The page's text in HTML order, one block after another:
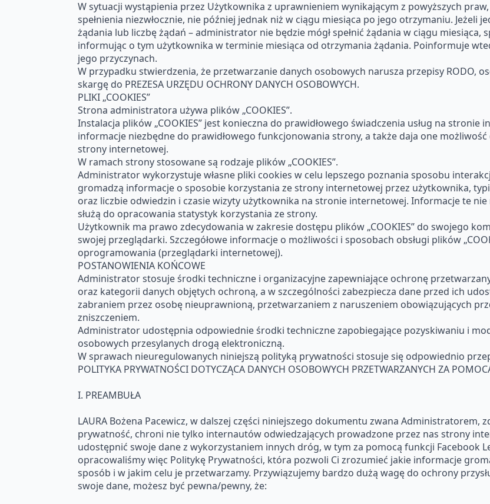
W sytuacji wystąpienia przez Użytkownika z uprawnieniem wynikającym z powyższych
spełnienia niezwłocznie, nie później jednak niż w ciągu miesiąca po jego otrzymaniu. Jeżeli
żądania lub liczbę żądań – administrator nie będzie mógł spełnić żądania w ciągu miesiąca,
informując o tym użytkownika w terminie miesiąca od otrzymania żądania. Poinformuje
jego przyczynach.
W przypadku stwierdzenia, że przetwarzanie danych osobowych narusza przepisy RODO,
skargę do PREZESA URZĘDU OCHRONY DANYCH OSOBOWYCH.
PLIKI „COOKIES”
Strona administratora używa plików „COOKIES”.
Instalacja plików „COOKIES” jest konieczna do prawidłowego świadczenia usług na stronie
informacje niezbędne do prawidłowego funkcjonowania strony, a także daja one
strony internetowej.
W ramach strony stosowane są rodzaje plików „COOKIES”.
Administrator wykorzystuje własne pliki cookies w celu lepszego poznania sposobu
gromadzą informacje o sposobie korzystania ze strony internetowej przez użytkownika,
oraz liczbie odwiedzin i czasie wizyty użytkownika na stronie internetowej. Informacje te
służą do opracowania statystyk korzystania ze strony.
Użytkownik ma prawo zdecydowania w zakresie dostępu plików „COOKIES” do swojego
swojej przeglądarki. Szczegółowe informacje o możliwości i sposobach obsługi plików
oprogramowania (przeglądarki internetowej).
POSTANOWIENIA KOŃCOWE
Administrator stosuje środki techniczne i organizacyjne zapewniające ochronę
oraz kategorii danych objętych ochroną, a w szczególności zabezpiecza dane przed ich
zabraniem przez osobę nieuprawnioną, przetwarzaniem z naruszeniem obowiązujących
zniszczeniem.
Administrator udostępnia odpowiednie środki techniczne zapobiegające pozyskiwaniu i
osobowych przesylanych drogą elektroniczną.
W sprawach nieuregulowanych niniejszą polityką prywatności stosuje się odpowiednio
POLITYKA PRYWATNOŚCI DOTYCZĄCA DANYCH OSOBOWYCH PRZETWARZANYCH ZA
I. PREAMBUŁA
LAURA Bożena Pacewicz, w dalszej części niniejszego dokumentu zwana Administratorem,
prywatność, chroni nie tylko internautów odwiedzających prowadzone przez nas strony
udostępnić swoje dane z wykorzystaniem innych dróg, w tym za pomocą funkcji Facebook
opracowaliśmy więc Politykę Prywatności, która pozwoli Ci zrozumieć jakie informacje
sposób i w jakim celu je przetwarzamy. Przywiązujemy bardzo dużą wagę do ochrony
swoje dane, możesz być pewna/pewny, że: